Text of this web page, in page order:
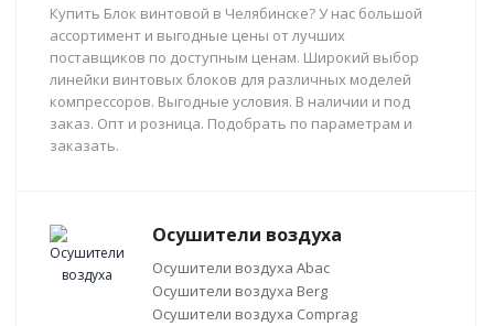
Купить Блок винтовой в Челябинске? У нас большой
ассортимент и выгодные цены от лучших
поставщиков по доступным ценам. Широкий выбор
линейки винтовых блоков для различных моделей
компрессоров. Выгодные условия. В наличии и под
заказ. Опт и розница. Подобрать по параметрам и
заказать.
Осушители воздуха
Осушители воздуха Abac
Осушители воздуха Berg
Осушители воздуха Comprag